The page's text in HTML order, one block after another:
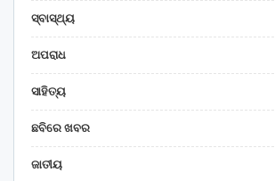
ସ୍ବାସ୍ଥ୍ୟ
ଅପରାଧ
ସାହିତ୍ୟ
ଛବିରେ ଖବର
ଜାତୀୟ